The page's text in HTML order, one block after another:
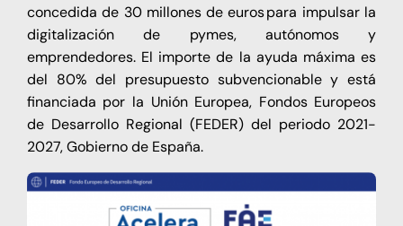
concedida de 30 millones de euros para impulsar la
digitalización de pymes, autónomos y
emprendedores. El importe de la ayuda máxima es
del 80% del presupuesto subvencionable y está
financiada por la Unión Europea, Fondos Europeos
de Desarrollo Regional (FEDER) del periodo 2021-
2027, Gobierno de España.